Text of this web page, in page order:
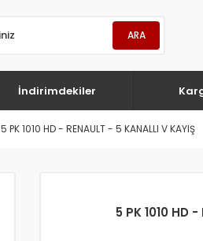
ARA
İndirimdekiler
5 PK 1010 HD - RENAULT - 5 KANALLI V KAYIŞ
5 PK 1010 HD